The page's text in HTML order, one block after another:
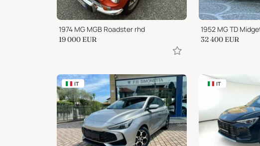
1974 MG MGB Roadster rhd
19 000 EUR 32 400 EUR
IT IT